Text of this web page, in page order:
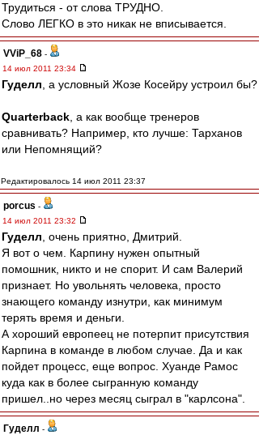
Трудиться - от слова ТРУДНО.
Слово ЛЕГКО в это никак не вписывается.
VViP_68 -
14 июл 2011 23:34
Гуделл , а условный Жозе Косейру устроил бы?
Quarterback , а как вообще тренеров
сравнивать? Например, кто лучше: Тарханов
или Непомнящий?
Редактировалось 14 июл 2011 23:37
porcus -
14 июл 2011 23:32
Гуделл , очень приятно, Дмитрий.
Я вот о чем. Карпину нужен опытный
помошник, никто и не спорит. И сам Валерий
признает. Но увольнять человека, просто
знающего команду изнутри, как минимум
терять время и деньги.
А хороший европеец не потерпит присутствия
Карпина в команде в любом случае. Да и как
пойдет процесс, еще вопрос. Хуанде Рамос
куда как в более сыгранную команду
пришел..но через месяц сыграл в "карлсона".
Гуделл -